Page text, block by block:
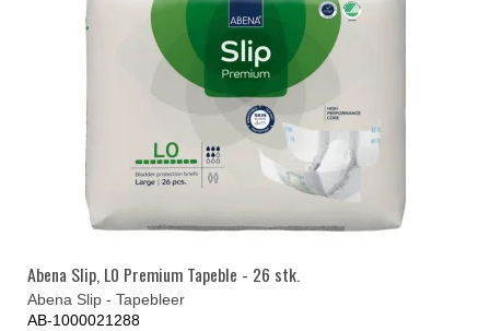
Abena Slip, L0 Premium Tapeble - 26 stk.
Abena Slip - Tapebleer
AB-1000021288